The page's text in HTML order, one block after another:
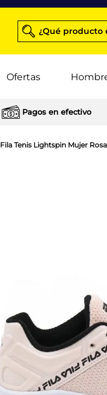
¿Qué producto
Ofertas
Pagos en efectivo
Fila Tenis Lightspin Mujer